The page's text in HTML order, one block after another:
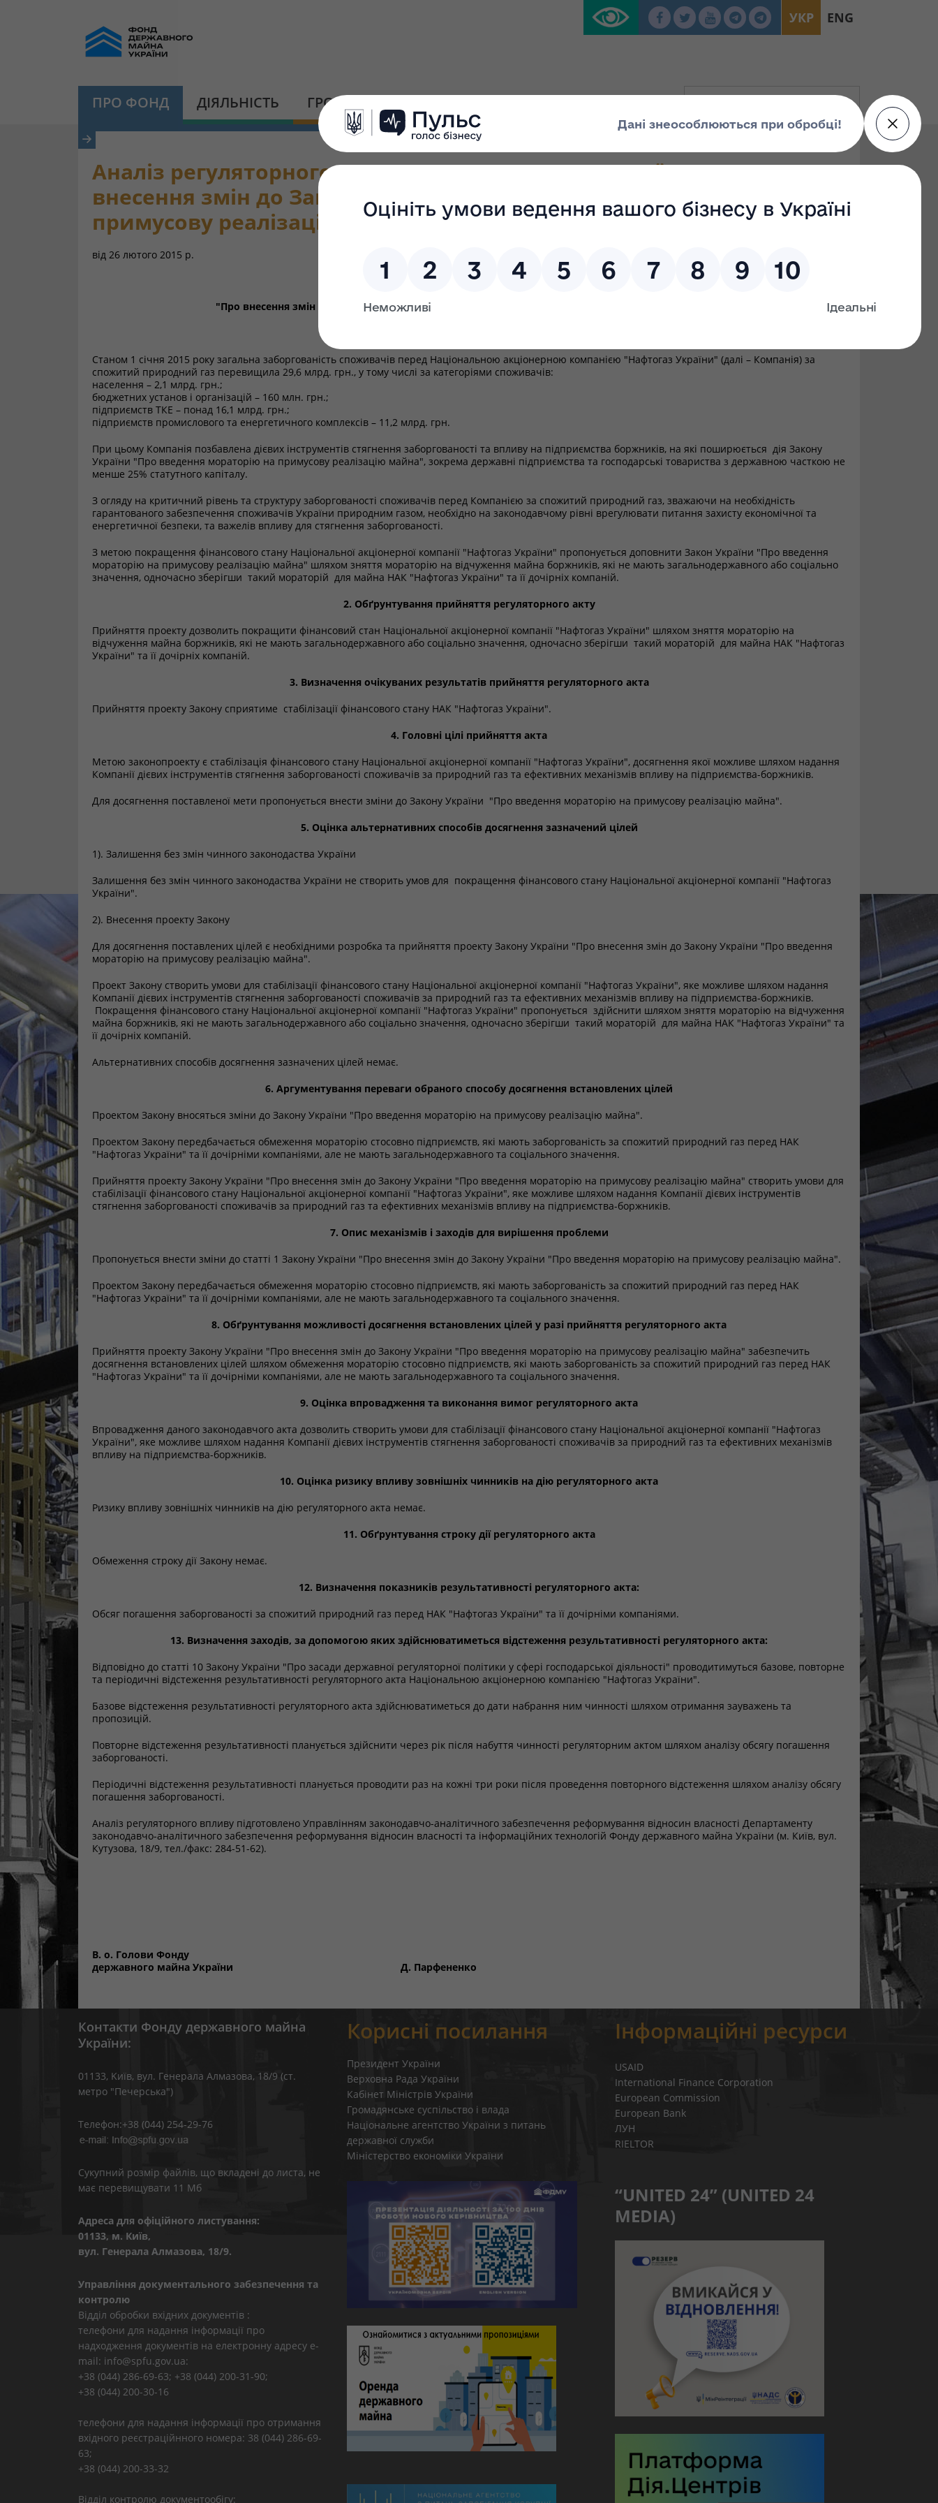
УКР ENG
ПРО ФОНД ДІЯЛЬНІСТЬ ГРОМАДСЬКА ПЛАТФОРМА
Аналіз регуляторного впливу проекту Закону України "Про
внесення змін до Закону України "Про введення мораторію на
примусову реалізацію майна"
від 26 лютого 2015 р.
АНАЛІЗ РЕГУЛЯТОРНОГО ВПЛИВУ
"Про внесення змін до Закону України "Про введення мораторію на примусову реалізацію майна"
Станом 1 січня 2015 року загальна заборгованість споживачів перед Національною акціонерною компанією "Нафтогаз України" (далі – Компанія) за
спожитий природний газ перевищила 29,6 млрд. грн., у тому числі за категоріями споживачів:
населення – 2,1 млрд. грн.;
бюджетних установ і організацій – 160 млн. грн.;
підприємств ТКЕ – понад 16,1 млрд. грн.;
підприємств промислового та енергетичного комплексів – 11,2 млрд. грн.
При цьому Компанія позбавлена дієвих інструментів стягнення заборгованості та впливу на підприємства боржників, на які поширюється дія Закону
України "Про введення мораторію на примусову реалізацію майна", зокрема державні підприємства та господарські товариства з державною часткою не
менше 25% статутного капіталу.
З огляду на критичний рівень та структуру заборгованості споживачів перед Компанією за спожитий природний газ, зважаючи на необхідність
гарантованого забезпечення споживачів України природним газом, необхідно на законодавчому рівні врегулювати питання захисту економічної та
енергетичної безпеки, та важелів впливу для стягнення заборгованості.
З метою покращення фінансового стану Національної акціонерної компанії "Нафтогаз України" пропонується доповнити Закон України "Про введення
мораторію на примусову реалізацію майна" шляхом зняття мораторію на відчуження майна боржників, які не мають загальнодержавного або соціально
значення, одночасно зберігши такий мораторій для майна НАК "Нафтогаз України" та її дочірніх компаній.
2. Обґрунтування прийняття регуляторного акту
Прийняття проекту дозволить покращити фінансовий стан Національної акціонерної компанії "Нафтогаз України" шляхом зняття мораторію на
відчуження майна боржників, які не мають загальнодержавного або соціально значення, одночасно зберігши такий мораторій для майна НАК "Нафтогаз
України" та її дочірніх компаній.
3. Визначення очікуваних результатів прийняття регуляторного акта
Прийняття проекту Закону сприятиме стабілізації фінансового стану НАК "Нафтогаз України".
4. Головні цілі прийняття акта
Метою законопроекту є стабілізація фінансового стану Національної акціонерної компанії "Нафтогаз України", досягнення якої можливе шляхом надання
Компанії дієвих інструментів стягнення заборгованості споживачів за природний газ та ефективних механізмів впливу на підприємства-боржників.
Для досягнення поставленої мети пропонується внести зміни до Закону України "Про введення мораторію на примусову реалізацію майна".
5. Оцінка альтернативних способів досягнення зазначений цілей
1). Залишення без змін чинного законодаства України
Залишення без змін чинного законодаства України не створить умов для покращення фінансового стану Національної акціонерної компанії "Нафтогаз
України".
2). Внесення проекту Закону
Для досягнення поставлених цілей є необхідними розробка та прийняття проекту Закону України "Про внесення змін до Закону України "Про введення
мораторію на примусову реалізацію майна".
Проект Закону створить умови для стабілізації фінансового стану Національної акціонерної компанії "Нафтогаз України", яке можливе шляхом надання
Компанії дієвих інструментів стягнення заборгованості споживачів за природний газ та ефективних механізмів впливу на підприємства-боржників.
Покращення фінансового стану Національної акціонерної компанії "Нафтогаз України" пропонується здійснити шляхом зняття мораторію на відчуження
майна боржників, які не мають загальнодержавного або соціально значення, одночасно зберігши такий мораторій для майна НАК "Нафтогаз України" та
її дочірніх компаній.
Альтернативних способів досягнення зазначених цілей немає.
6. Аргументування переваги обраного способу досягнення встановлених цілей
Проектом Закону вносяться зміни до Закону України "Про введення мораторію на примусову реалізацію майна".
Проектом Закону передбачається обмеження мораторію стосовно підприємств, які мають заборгованість за спожитий природний газ перед НАК
"Нафтогаз України" та її дочірніми компаніями, але не мають загальнодержавного та соціального значення.
Прийняття проекту Закону України "Про внесення змін до Закону України "Про введення мораторію на примусову реалізацію майна" створить умови для
стабілізації фінансового стану Національної акціонерної компанії "Нафтогаз України", яке можливе шляхом надання Компанії дієвих інструментів
стягнення заборгованості споживачів за природний газ та ефективних механізмів впливу на підприємства-боржників.
7. Опис механізмів і заходів для вирішення проблеми
Пропонується внести зміни до статті 1 Закону України "Про внесення змін до Закону України "Про введення мораторію на примусову реалізацію майна".
Проектом Закону передбачається обмеження мораторію стосовно підприємств, які мають заборгованість за спожитий природний газ перед НАК
"Нафтогаз України" та її дочірніми компаніями, але не мають загальнодержавного та соціального значення.
8. Обґрунтування можливості досягнення встановлених цілей у разі прийняття регуляторного акта
Прийняття проекту Закону України "Про внесення змін до Закону України "Про введення мораторію на примусову реалізацію майна" забезпечить
досягнення встановлених цілей шляхом обмеження мораторію стосовно підприємств, які мають заборгованість за спожитий природний газ перед НАК
"Нафтогаз України" та її дочірніми компаніями, але не мають загальнодержавного та соціального значення.
9. Оцінка впровадження та виконання вимог регуляторного акта
Впровадження даного законодавчого акта дозволить створить умови для стабілізації фінансового стану Національної акціонерної компанії "Нафтогаз
України", яке можливе шляхом надання Компанії дієвих інструментів стягнення заборгованості споживачів за природний газ та ефективних механізмів
впливу на підприємства-боржників.
10. Оцінка ризику впливу зовнішніх чинників на дію регуляторного акта
Ризику впливу зовнішніх чинників на дію регуляторного акта немає.
11. Обґрунтування строку дії регуляторного акта
Обмеження строку дії Закону немає.
12. Визначення показників результативності регуляторного акта:
Обсяг погашення заборгованості за спожитий природний газ перед НАК "Нафтогаз України" та її дочірніми компаніями.
13. Визначення заходів, за допомогою яких здійснюватиметься відстеження результативності регуляторного акта:
Відповідно до статті 10 Закону України "Про засади державної регуляторної політики у сфері господарської діяльності" проводитимуться базове, повторне
та періодичні відстеження результативності регуляторного акта Національною акціонерною компанією "Нафтогаз України".
Базове відстеження результативності регуляторного акта здійснюватиметься до дати набрання ним чинності шляхом отримання зауважень та
пропозицій.
Повторне відстеження результативності планується здійснити через рік після набуття чинності регуляторним актом шляхом аналізу обсягу погашення
заборгованості.
Періодичні відстеження результативності планується проводити раз на кожні три роки після проведення повторного відстеження шляхом аналізу обсягу
погашення заборгованості.
Аналіз регуляторного впливу підготовлено Управлінням законодавчо-аналітичного забезпечення реформування відносин власності Департаменту
законодавчо-аналітичного забезпечення реформування відносин власності та інформаційних технологій Фонду державного майна України (м. Київ, вул.
Кутузова, 18/9, тел./факс: 284-51-62).
В. о. Голови Фонду
державного майна України Д. Парфененко
Контакти Фонду державного майна
України:
01133, Kиїв, вул. Генерала Алмазова, 18/9 (ст.
метро "Печерська")
Телефон:+38 (044) 254-29-76
Сукупний розмір файлів, що вкладені до листа, не
має перевищувати 11 Мб
Адреса для офіційного листування:
01133, м. Київ,
вул. Генерала Алмазова, 18/9.
Управління документального забезпечення та
контролю
Відділ обробки вхідних документів :
телефони для надання інформації про
надходження документів на електронну адресу e-
mail: info@spfu.gov.ua:
+38 (044) 286-69-63; +38 (044) 200-31-90;
+38 (044) 200-30-16
телефони для надання інформації про отримання
вхідного реєстраційнного номера: 38 (044) 286-69-
63;
+38 (044) 200-33-32
Відділ контролю документообігу:
Корисні посилання
Президент України
Верховна Рада України
Кабінет Міністрів України
Громадянське суспільство і влада
Національне агентство України з питань
державної служби
Міністерство економіки України
Інформаційні ресурси
USAID
International Finance Corporation
European Commission
European Bank
ЛУН
RIELTOR
“UNITED 24” (UNITED 24
MEDIA)